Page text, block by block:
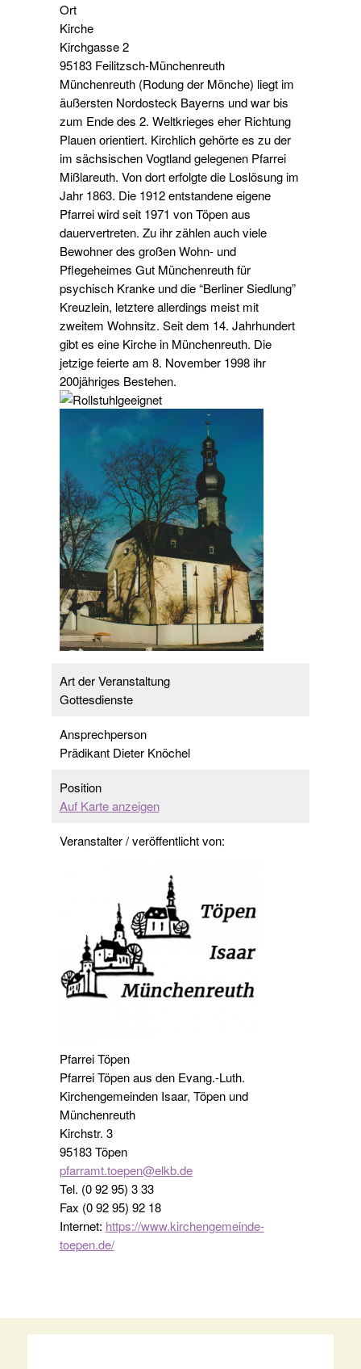
Ort
Kirche
Kirchgasse 2
95183 Feilitzsch-Münchenreuth
Münchenreuth (Rodung der Mönche) liegt im
äußersten Nordosteck Bayerns und war bis
zum Ende des 2. Weltkrieges eher Richtung
Plauen orientiert. Kirchlich gehörte es zu der
im sächsischen Vogtland gelegenen Pfarrei
Mißlareuth. Von dort erfolgte die Loslösung im
Jahr 1863. Die 1912 entstandene eigene
Pfarrei wird seit 1971 von Töpen aus
dauervertreten. Zu ihr zählen auch viele
Bewohner des großen Wohn- und
Pflegeheimes Gut Münchenreuth für
psychisch Kranke und die “Berliner Siedlung”
Kreuzlein, letztere allerdings meist mit
zweitem Wohnsitz. Seit dem 14. Jahrhundert
gibt es eine Kirche in Münchenreuth. Die
jetzige feierte am 8. November 1998 ihr
200jähriges Bestehen.
Art der Veranstaltung
Gottesdienste
Ansprechperson
Prädikant Dieter Knöchel
Position
Auf Karte anzeigen
Veranstalter / veröffentlicht von:
Pfarrei Töpen
Pfarrei Töpen aus den Evang.-Luth.
Kirchengemeinden Isaar, Töpen und
Münchenreuth
Kirchstr. 3
95183 Töpen
pfarramt.toepen@elkb.de
Tel. (0 92 95) 3 33
Fax (0 92 95) 92 18
Internet: https://www.kirchengemeinde-
toepen.de/